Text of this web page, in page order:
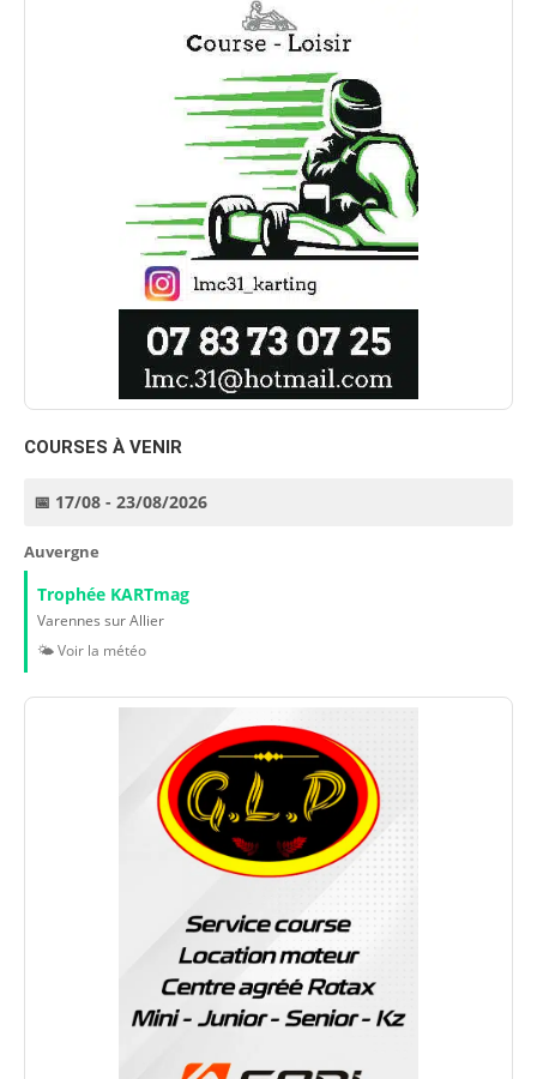
COURSES À VENIR
📅 17/08 - 23/08/2026
Auvergne
Trophée KARTmag
Varennes sur Allier
🌤️ Voir la météo